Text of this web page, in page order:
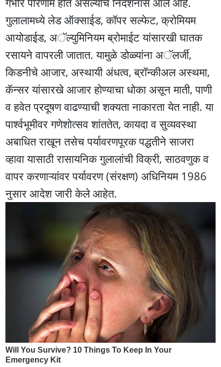
गुलालामध्ये लेड ऑक्साईड, कॉपर सल्फेट, क्रोमियम
आयोडाईड, अॅल्युमिनियम ब्रोमाईट यांसारखी घातक
रसायने वापरली जातात. यामुळे डोळ्यांना अॅलर्जी,
किडनीचे आजार, अस्थायी अंधत्व, ब्रॉन्कीअल अस्थमा,
कॅन्सर यांसारखे आजार होण्याचा धोका असून माती, पाणी
व हवेत प्रदूषण वाढण्याची शक्यता नाकारता येत नाही. या
पार्श्वभूमीवर गणेशोत्सव शांततेत, कायदा व सुव्यवस्था
अबाधित राखून तसेच पर्यावरणपूरक पद्धतीने साजरा
व्हावा यासाठी रासायनिक गुलालांची विक्री, साठवणुक व
वापर करणाऱ्यांवर पर्यावरण (संरक्षण) अधिनियम 1986
नुसार आदेश जारी केले आहेत.